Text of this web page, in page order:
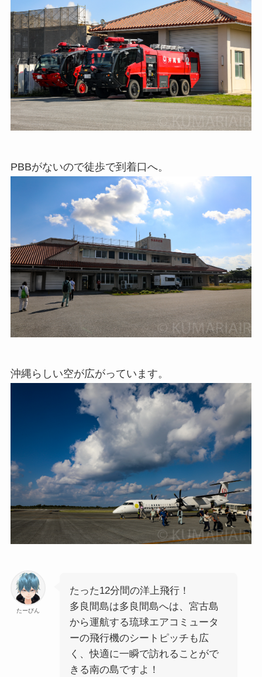
PBBがないので徒歩で到着口へ。
沖縄らしい空が広がっています。
たーびん
たった12分間の洋上飛行！
多良間島は多良間島へは、宮古島
から運航する琉球エアコミュータ
ーの飛行機のシートピッチも広
く、快適に一瞬で訪れることがで
きる南の島ですよ！